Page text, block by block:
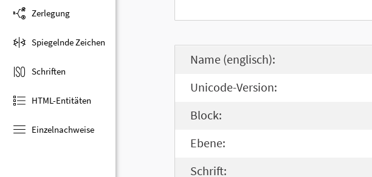
Zerlegung
Spiegelnde Zeichen
Schriften
HTML-Entitäten
Einzelnachweise
Name (englisch):
Unicode-Version:
Block:
Ebene:
Schrift: